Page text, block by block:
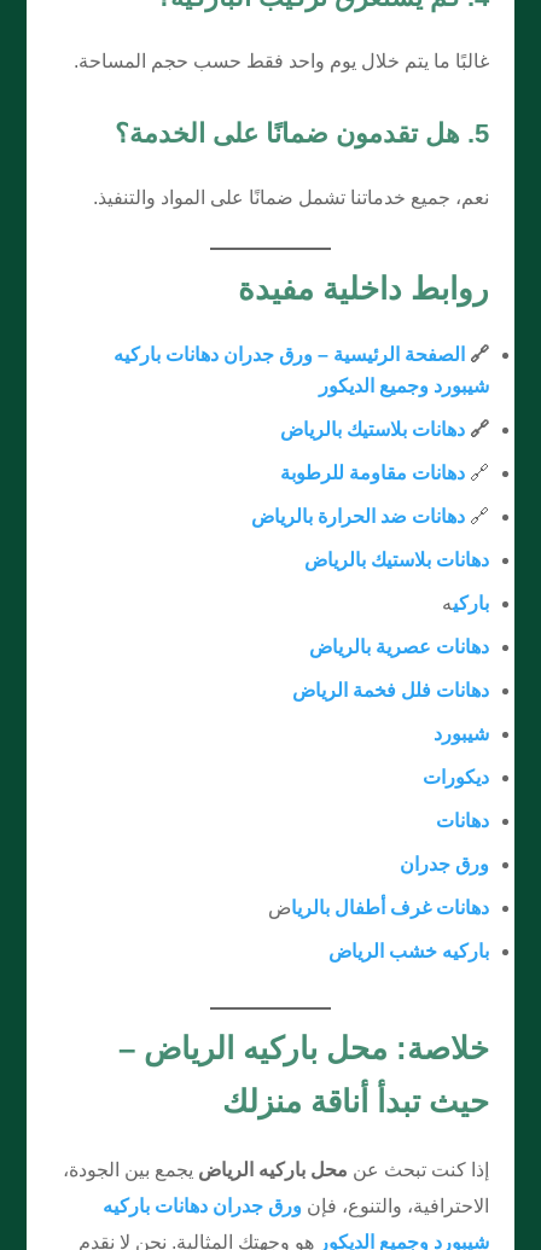
غالبًا ما يتم خلال يوم واحد فقط حسب حجم المساحة.
5. هل تقدمون ضمانًا على الخدمة؟
نعم، جميع خدماتنا تشمل ضمانًا على المواد والتنفيذ.
روابط داخلية مفيدة
🔗 الصفحة الرئيسية – ورق جدران دهانات باركيه
شيبورد وجميع الديكور
🔗 دهانات بلاستيك بالرياض
🔗 دهانات مقاومة للرطوبة
🔗 دهانات ضد الحرارة بالرياض
دهانات بلاستيك بالرياض
باركيه
دهانات عصرية بالرياض
دهانات فلل فخمة الرياض
شيبورد
ديكورات
دهانات
ورق جدران
دهانات غرف أطفال بالرياض
باركيه خشب الرياض
خلاصة: محل باركيه الرياض –
حيث تبدأ أناقة منزلك
إذا كنت تبحث عن محل باركيه الرياض يجمع بين الجودة،
الاحترافية، والتنوع، فإن ورق جدران دهانات باركيه
شيبورد وجميع الديكور هو وجهتك المثالية. نحن لا نقدم